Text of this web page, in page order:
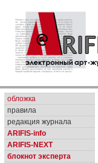
обложка
правила
редакция журнала
ARIFIS-info
ARIFIS-NEXT
блокнот эксперта